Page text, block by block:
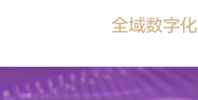
全域数字化